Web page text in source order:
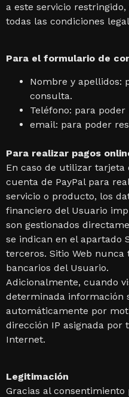
a este servicio
todas las condiciones
Para el formulario de
Nombre y apellidos:
consulta.
Teléfono: para
email: para poder
Para realizar pagos
En caso de utilizar
cuenta de PayPal para
servicio o producto, los
financiero del Usuario
son gestionados
se indican en el apartado
terceros. Sitio Web nunca
bancarios del Usuario.
Adicionalmente, cuando
determinada información
automáticamente por
dirección IP asignada por
Internet.
Legitimación
Gracias al